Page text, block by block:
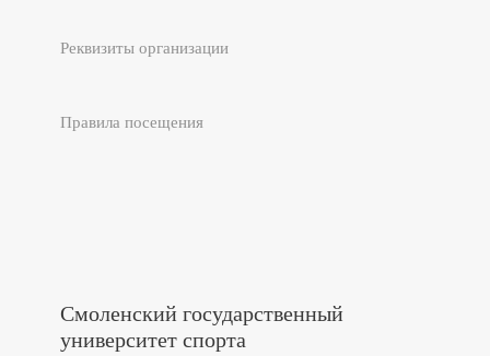
Реквизиты организации
Правила посещения
Смоленский государственный
университет спорта